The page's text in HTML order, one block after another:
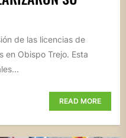
de las licencias de
en Obispo Trejo. Esta
READ MORE